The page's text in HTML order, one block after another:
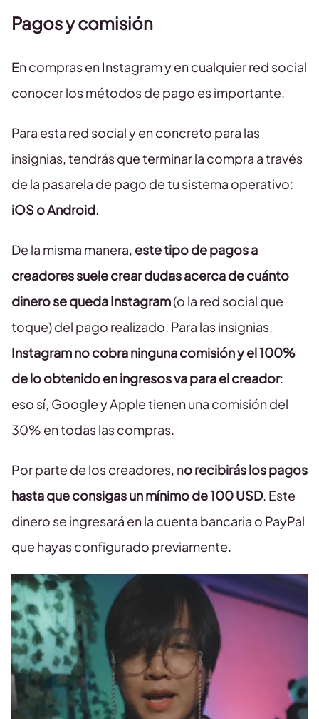
Pagos y comisión
En compras en Instagram y en cualquier red social
conocer los métodos de pago es importante.
Para esta red social y en concreto para las
insignias, tendrás que terminar la compra a través
de la pasarela de pago de tu sistema operativo:
iOS o Android.
De la misma manera, este tipo de pagos a
creadores suele crear dudas acerca de cuánto
dinero se queda Instagram(o la red social que
toque) del pago realizado. Para las insignias,
Instagram no cobra ninguna comisión y el 100%
de lo obtenido en ingresos va para el creador:
eso sí, Google y Apple tienen una comisión del
30% en todas las compras.
Por parte de los creadores, no recibirás los pagos
hasta que consigas un mínimo de 100 USD. Este
dinero se ingresará en la cuenta bancaria o PayPal
que hayas configurado previamente.